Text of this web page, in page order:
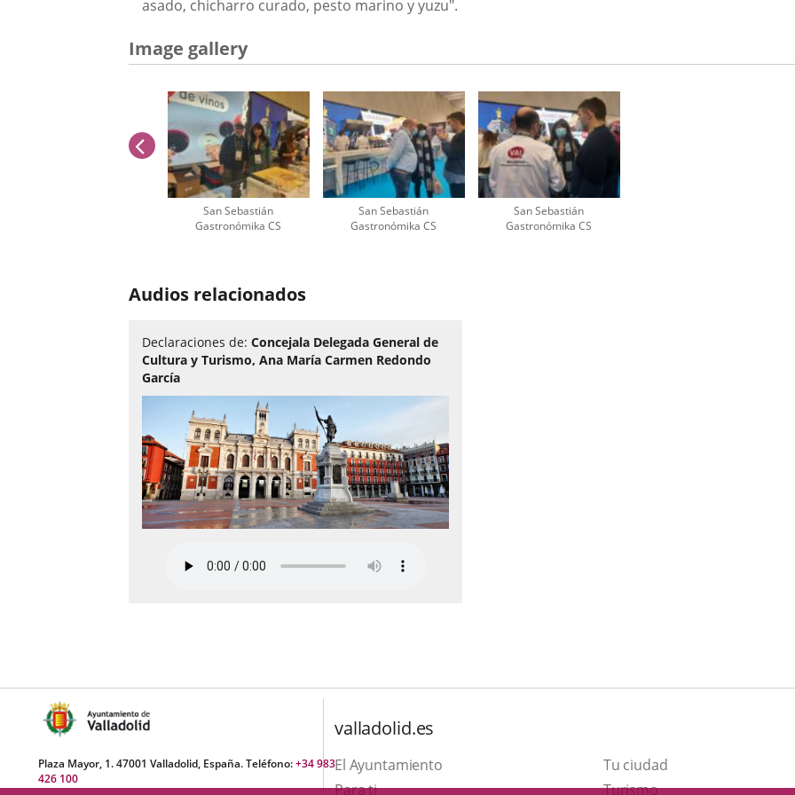
asado, chicharro curado, pesto marino y yuzu".
Image gallery
San Sebastián
Gastronómika CS
San Sebastián
Gastronómika CS
San Sebastián
Gastronómika CS
sliders:
previus
Audios relacionados
Declaraciones de:Concejala Delegada General de
Cultura y Turismo, Ana María Carmen Redondo
García
Plaza Mayor, 1. 47001 Valladolid, España. Teléfono:+34 983
426 100
valladolid.es
El Ayuntamiento
Tu ciudad
Para ti
TurismoThis